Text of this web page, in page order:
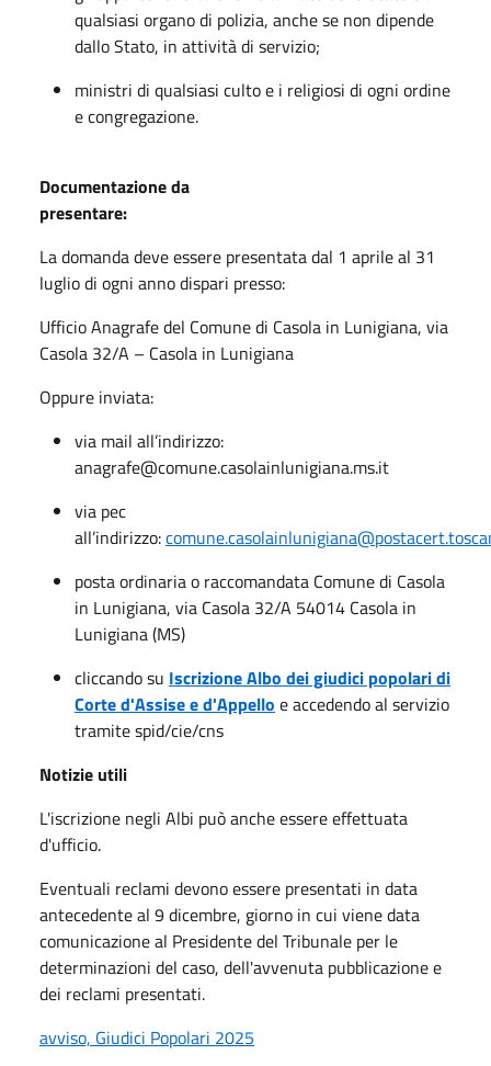
qualsiasi organo di polizia, anche se non dipende
dallo Stato, in attività di servizio;
ministri di qualsiasi culto e i religiosi di ogni ordine
e congregazione.
Documentazione da
presentare:
Ladomanda deve essere presentata dal 1 aprile al 31
luglio di ogni anno dispari presso:
Ufficio Anagrafe del Comune di Casola in Lunigiana, via
Casola 32/A – Casola in Lunigiana
Oppure inviata:
via mail all’indirizzo:
anagrafe@comune.casolainlunigiana.ms.it
via pec
all’indirizzo:
posta ordinaria o raccomandata Comune di Casola
in Lunigiana, via Casola 32/A 54014 Casola in
Lunigiana (MS)
cliccando su Iscrizione Albo dei giudici popolari di
Corte d'Assise e d'Appello e accedendo al servizio
tramite spid/cie/cns
Notizie utili
L'iscrizione negli Albi può anche essere effettuata
d'ufficio.
Eventuali reclami devono essere presentati in data
antecedente al 9 dicembre, giorno in cui viene data
comunicazione al Presidente del Tribunale per le
determinazioni del caso, dell'avvenuta pubblicazione e
dei reclami presentati.
avviso, Giudici Popolari 2025